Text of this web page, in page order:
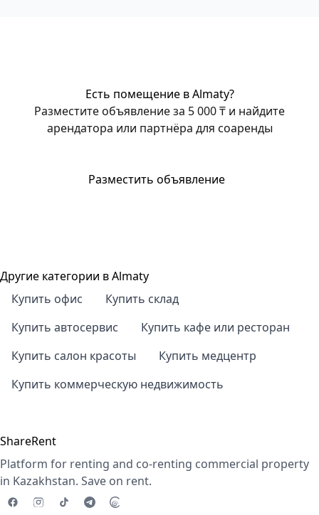
Есть помещение в Almaty?
Разместите объявление за 5 000 ₸ и найдите
арендатора или партнёра для соаренды
Разместить объявление
Другие категории в Almaty
Купить офис
Купить склад
Купить автосервис
Купить кафе или ресторан
Купить салон красоты
Купить медцентр
Купить коммерческую недвижимость
ShareRent
Platform for renting and co-renting commercial property
in Kazakhstan. Save on rent.